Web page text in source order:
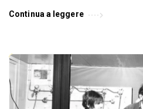
Continua a leggere